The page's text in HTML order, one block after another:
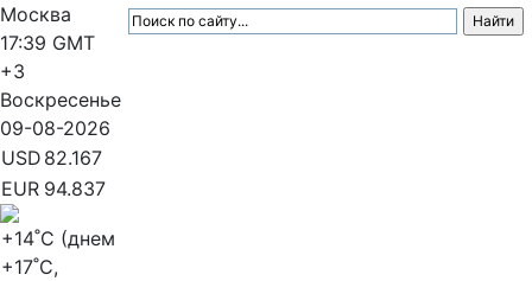
Москва
17:39 GMT
+3
Воскресенье
09-08-2026
USD 82.167
EUR 94.837
+14˚C (днем
+17˚C,